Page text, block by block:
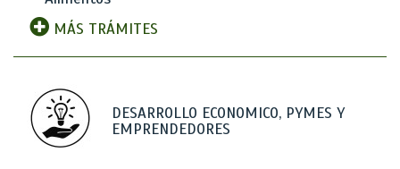
MÁS TRÁMITES
DESARROLLO ECONOMICO, PYMES Y
EMPRENDEDORES